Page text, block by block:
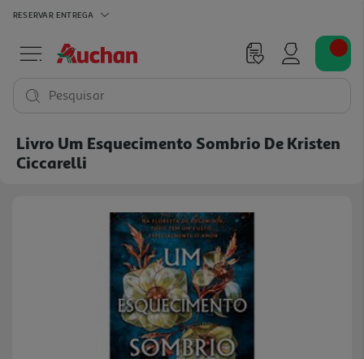
RESERVAR ENTREGA
Pesquisar
Livro Um Esquecimento Sombrio De Kristen
Ciccarelli